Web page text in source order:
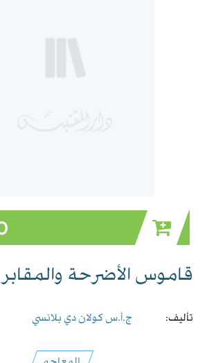
قاموس الأضرحة والمقابر
تأليف: ج.أ.س كولان دي بلانسي